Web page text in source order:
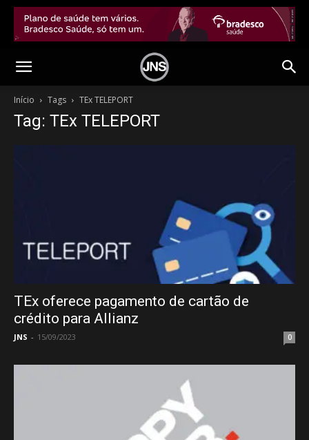
Início Tags TEx TELEPORT
Tag: TEx TELEPORT
TEx oferece pagamento de cartão de
crédito para Allianz
JNS - 15/09/2023 0